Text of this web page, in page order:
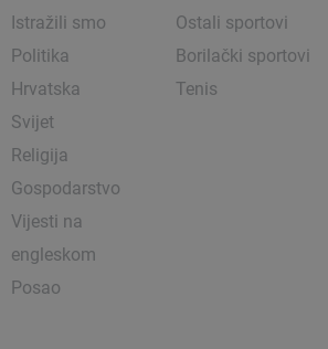
Istražili smo
Politika
Hrvatska
Svijet
Religija
Gospodarstvo
Vijesti na
engleskom
Posao
Ostali sportovi
Borilački sportovi
Tenis